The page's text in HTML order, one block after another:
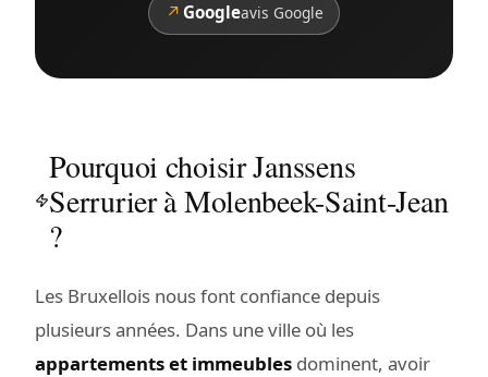
↗ Googleavis Google
Pourquoi choisir Janssens
Serrurier à Molenbeek-Saint-Jean
?
Les Bruxellois nous font confiance depuis
plusieurs années. Dans une ville où les
appartements et immeubles dominent, avoir